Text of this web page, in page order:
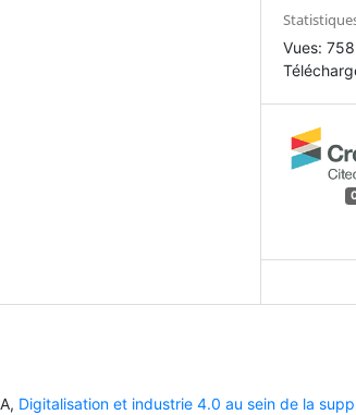
Vues: 758
Digitalisation et industrie 4.0 au sein de la